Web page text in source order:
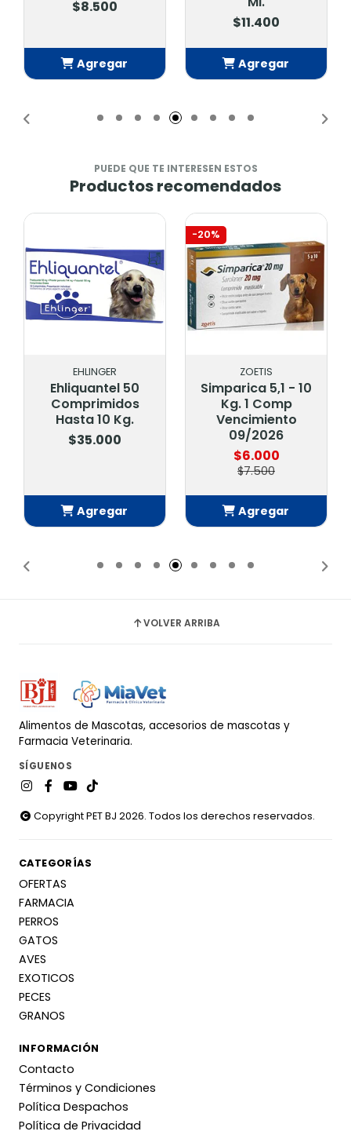
$8.500
Agregar
$11.400
Agregar
PUEDE QUE TE INTERESEN ESTOS
Productos recomendados
EHLINGER
Ehliquantel 50
Comprimidos
Hasta 10 Kg.
$35.000
Agregar
-20%
ZOETIS
Simparica 5,1 - 10
Kg. 1 Comp
Vencimiento
09/2026
$6.000
$7.500
Agregar
VOLVER ARRIBA
Alimentos de Mascotas, accesorios de mascotas y
Farmacia Veterinaria.
SÍGUENOS
Copyright PET BJ 2026. Todos los derechos reservados.
CATEGORÍAS
OFERTAS
FARMACIA
PERROS
GATOS
AVES
EXOTICOS
PECES
GRANOS
INFORMACIÓN
Contacto
Términos y Condiciones
Política Despachos
Política de Privacidad